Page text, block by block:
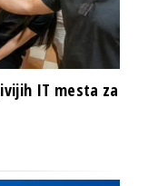
IT mesta za